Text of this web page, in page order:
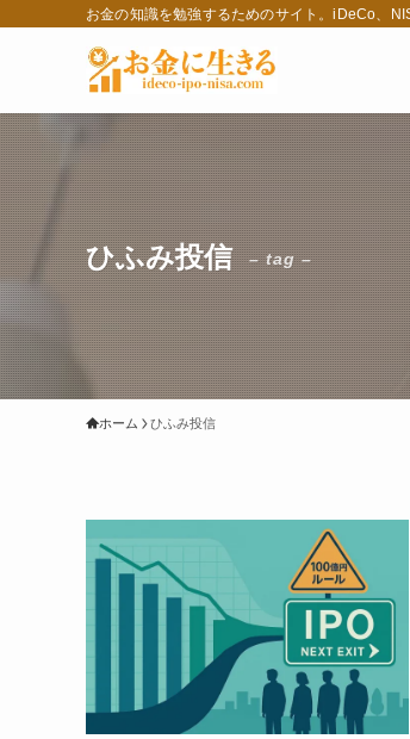
お金の知識を勉強するためのサイト。iDeCo、
ひふみ投信 – tag –
ホーム ひふみ投信